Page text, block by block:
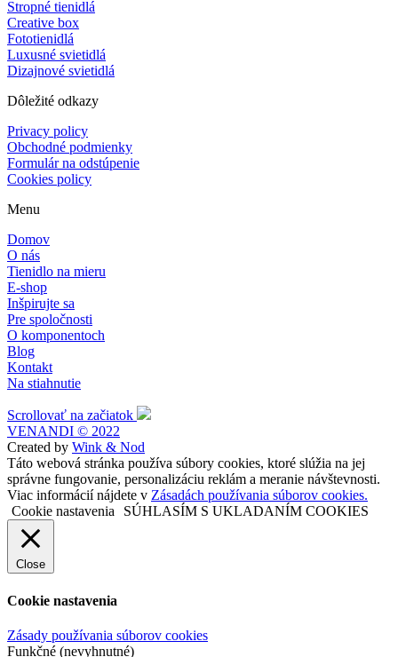
Stropné tienidlá
Creative box
Fototienidlá
Luxusné svietidlá
Dizajnové svietidlá
Dôležité odkazy
Privacy policy
Obchodné podmienky
Formulár na odstúpenie
Cookies policy
Menu
Domov
O nás
Tienidlo na mieru
E-shop
Inšpirujte sa
Pre spoločnosti
O komponentoch
Blog
Kontakt
Na stiahnutie
Scrollovať na začiatok
VENANDI © 2022
Created by Wink & Nod
Táto webová stránka používa súbory cookies, ktoré slúžia na jej
správne fungovanie, personalizáciu reklám a meranie návštevnosti.
Viac informácií nájdete v Zásadách používania súborov cookies.
Cookie nastavenia
SÚHLASÍM S UKLADANÍM COOKIES
Close
Cookie nastavenia
Zásady používania súborov cookies
Funkčné (nevyhnutné)